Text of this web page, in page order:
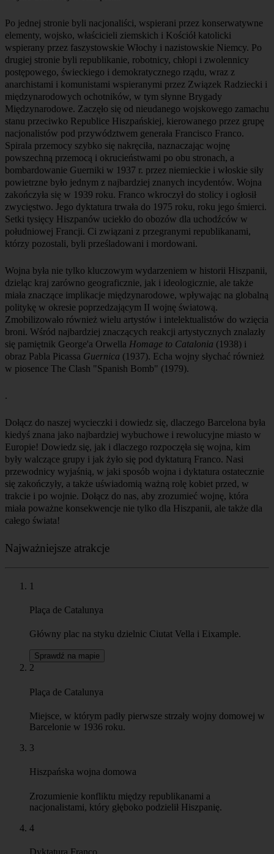
Po jednej stronie byli nacjonaliści, wspierani przez konserwatywne
elementy, wojsko, właścicieli ziemskich i Kościół katolicki
wspierany przez faszystowskie Włochy i nazistowskie Niemcy. Po
drugiej stronie byli republikanie, robotnicy, chłopi i zwolennicy
postępowego, świeckiego i demokratycznego rządu, wraz z
anarchistami i komunistami wspieranymi przez Związek Radziecki i
międzynarodowych ochotników, w tym słynne Brygady
Międzynarodowe. Zaczęło się od nieudanego wojskowego zamachu
stanu przeciwko Republice Hiszpańskiej, kierowanego przez grupę
nacjonalistów pod przywództwem generała Francisco Franco.
Spirala przemocy szybko się nakręciła, naznaczając wojnę
powszechną przemocą i okrucieństwami po obu stronach, a
bombardowanie Guerniki w 1937 r. przez niemieckie i włoskie siły
powietrzne było jednym z najbardziej znanych incydentów. Wojna
zakończyła się w 1939 roku. Franco wkroczył do stolicy i ogłosił
zwycięstwo. Jego dyktatura trwała do 1975 roku, roku jego śmierci.
Setki tysięcy Hiszpanów uciekło do obozów dla uchodźców w
południowej Francji. Ci związani z przegranymi republikanami,
Wojna była nie tylko kluczowym wydarzeniem w historii Hiszpanii,
dzieląc kraj zarówno geograficznie, jak i ideologicznie, ale także
miała znaczące implikacje międzynarodowe, wpływając na globalną
politykę w okresie poprzedzającym II wojnę światową.
Zmobilizowało również wielu artystów i intelektualistów do wzięcia
broni. Wśród najbardziej znaczących reakcji artystycznych znalazły
się pamiętnik George'a Orwella Homage to Catalonia (1938) i
obraz Pabla Picassa Guernica (1937). Echa wojny słychać również
w piosence The Clash "Spanish Bomb" (1979).
Dołącz do naszej wycieczki i dowiedz się, dlaczego Barcelona była
kiedyś znana jako najbardziej wybuchowe i rewolucyjne miasto w
Europie! Dowiedz się, jak i dlaczego rozpoczęła się wojna, kim
były walczące grupy i jak żyło się pod dyktaturą Franco. Nasi
przewodnicy wyjaśnią, w jaki sposób wojna i dyktatura ostatecznie
się zakończyły, a także uświadomią ważną rolę kobiet przed, w
trakcie i po wojnie. Dołącz do nas, aby zrozumieć wojnę, która
miała poważne konsekwencje nie tylko dla Hiszpanii, ale także dla
całego świata!
Najważniejsze atrakcje
1
Plaça de Catalunya
Główny plac na styku dzielnic Ciutat Vella i Eixample.
Sprawdź na mapie
2
Plaça de Catalunya
Miejsce, w którym padły pierwsze strzały wojny domowej w
Barcelonie w 1936 roku.
3
Hiszpańska wojna domowa
Zrozumienie konfliktu między republikanami a
nacjonalistami, który głęboko podzielił Hiszpanię.
4
Dyktatura Franco